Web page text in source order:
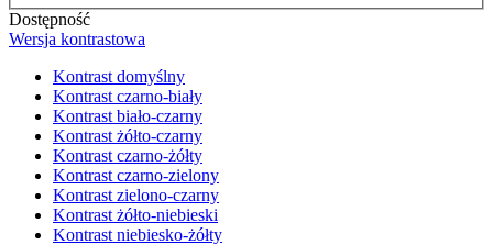
Dostępność
Wersja kontrastowa
Kontrast domyślny
Kontrast czarno-biały
Kontrast biało-czarny
Kontrast żółto-czarny
Kontrast czarno-żółty
Kontrast czarno-zielony
Kontrast zielono-czarny
Kontrast żółto-niebieski
Kontrast niebiesko-żółty